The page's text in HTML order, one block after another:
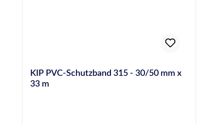
KIP PVC-Schutzband 315 - 30/50 mm x
33 m